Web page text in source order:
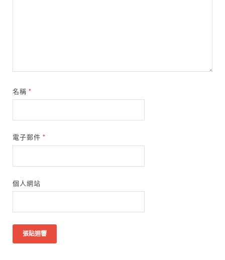
名稱*
電子郵件*
個人網站